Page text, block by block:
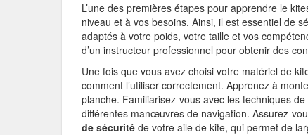
L’une des premières étapes pour apprendre le
niveau et à vos besoins. Ainsi, il est essentiel de
adaptés à votre poids, votre taille et vos
d’un instructeur professionnel pour obtenir des
Une fois que vous avez choisi votre matériel de
comment l’utiliser correctement. Apprenez à
planche. Familiarisez-vous avec les techniques de
différentes manœuvres de navigation. Assurez-
de sécurité de votre aile de kite, qui permet de